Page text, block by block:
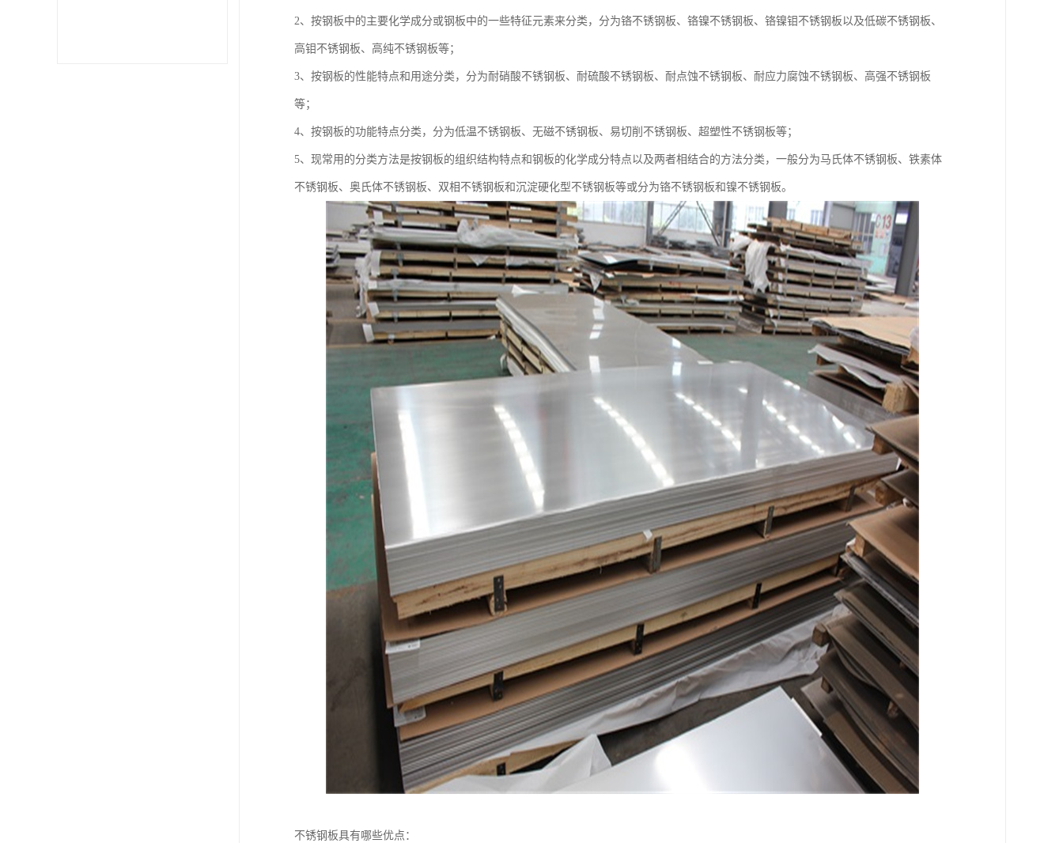
2、按钢板中的主要化学成分或钢板中的一些特征元素来分类，分为铬不锈钢板、铬镍不锈钢板、铬镍钼不锈钢板以及低碳不锈钢板、
高钼不锈钢板、高纯不锈钢板等；
3、按钢板的性能特点和用途分类，分为耐硝酸不锈钢板、耐硫酸不锈钢板、耐点蚀不锈钢板、耐应力腐蚀不锈钢板、高强不锈钢板
等；
4、按钢板的功能特点分类，分为低温不锈钢板、无磁不锈钢板、易切削不锈钢板、超塑性不锈钢板等；
5、现常用的分类方法是按钢板的组织结构特点和钢板的化学成分特点以及两者相结合的方法分类，一般分为马氏体不锈钢板、铁素体
不锈钢板、奥氏体不锈钢板、双相不锈钢板和沉淀硬化型不锈钢板等或分为铬不锈钢板和镍不锈钢板。
不锈钢板具有哪些优点：